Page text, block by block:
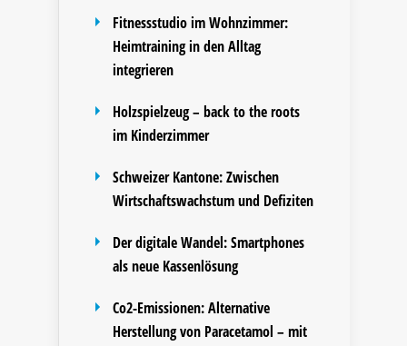
Fitnessstudio im Wohnzimmer:
Heimtraining in den Alltag
integrieren
Holzspielzeug – back to the roots
im Kinderzimmer
Schweizer Kantone: Zwischen
Wirtschaftswachstum und Defiziten
Der digitale Wandel: Smartphones
als neue Kassenlösung
Co2-Emissionen: Alternative
Herstellung von Paracetamol – mit